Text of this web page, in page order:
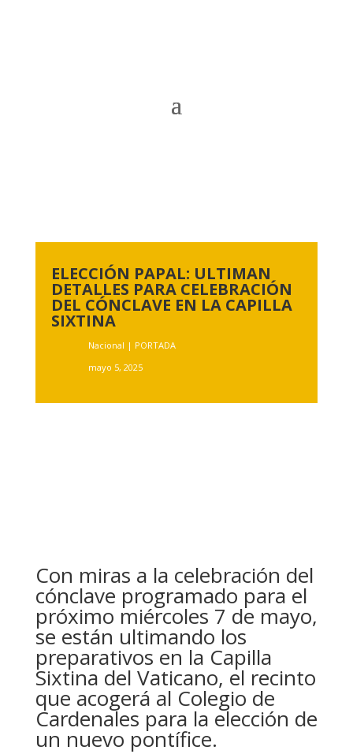
ELECCIÓN PAPAL: ULTIMAN
DETALLES PARA CELEBRACIÓN
DEL CÓNCLAVE EN LA CAPILLA
SIXTINA
Nacional | PORTADA
mayo 5, 2025
Con miras a la celebración del
cónclave programado para el
próximo miércoles 7 de mayo,
se están ultimando los
preparativos en la Capilla
Sixtina del Vaticano, el recinto
que acogerá al Colegio de
Cardenales para la elección de
un nuevo pontífice.